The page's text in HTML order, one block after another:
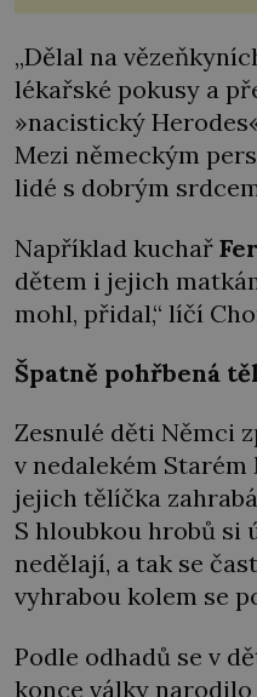
„Dělal na
lékařské pokusy a
»nacistický
Mezi německým
lidé s dobrým
Například kuchař
dětem i jejich
mohl, přidal,“ líčí
Špatně pohřbená
Zesnulé děti Němci
v nedalekém Starém
jejich tělíčka
S hloubkou hrobů si
nedělají, a tak se
vyhrabou kolem se
Podle odhadů se v
konce války